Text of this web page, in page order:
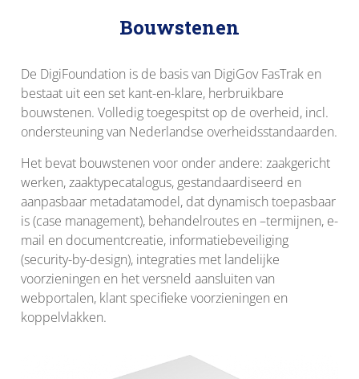
Bouwstenen
De DigiFoundation is de basis van DigiGov FasTrak en
bestaat uit een set kant-en-klare, herbruikbare
bouwstenen. Volledig toegespitst op de overheid, incl.
ondersteuning van Nederlandse overheidsstandaarden.
Het bevat bouwstenen voor onder andere: zaakgericht
werken, zaaktypecatalogus, gestandaardiseerd en
aanpasbaar metadatamodel, dat dynamisch toepasbaar
is (case management), behandelroutes en –termijnen, e-
mail en documentcreatie, informatiebeveiliging
(security-by-design), integraties met landelijke
voorzieningen en het versneld aansluiten van
webportalen, klant specifieke voorzieningen en
koppelvlakken.